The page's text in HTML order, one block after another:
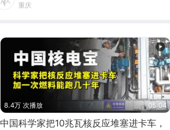
重庆
8.4万 次播放 05:04
中国科学家把10兆瓦核反应堆塞进卡车，